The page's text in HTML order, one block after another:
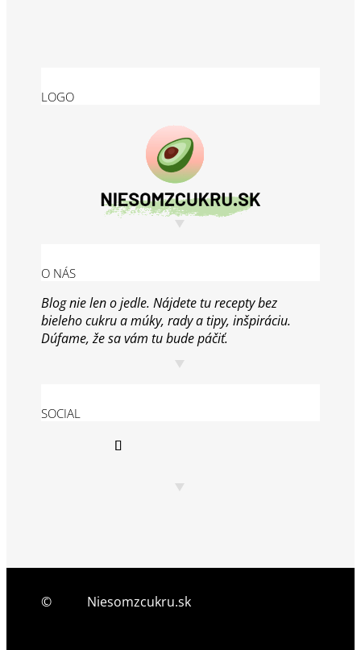
LOGO
O NÁS
Blog nie len o jedle. Nájdete tu recepty bez
bieleho cukru a múky, rady a tipy, inšpiráciu.
Dúfame, že sa vám tu bude páčiť.
SOCIAL
© Niesomzcukru.sk